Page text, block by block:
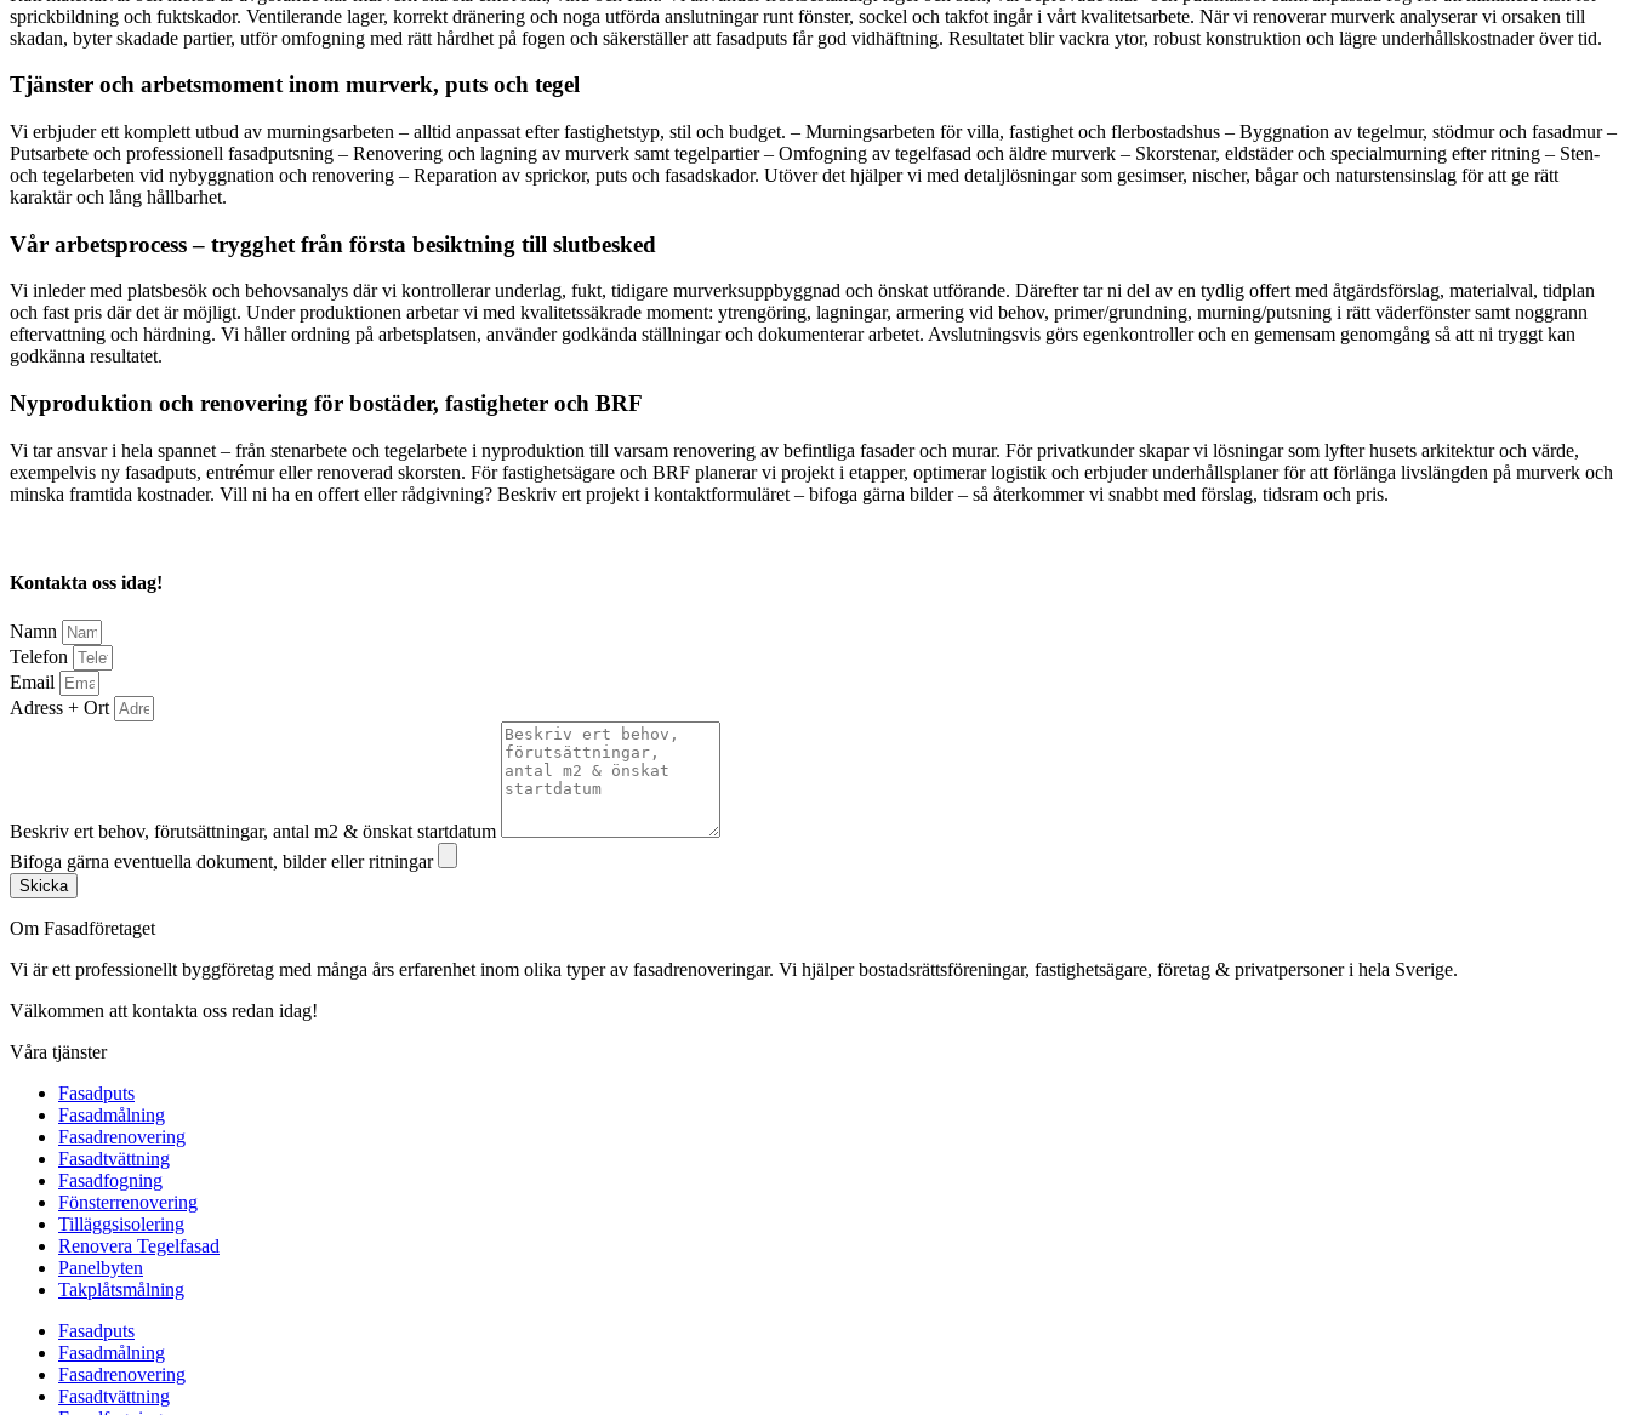
sprickbildning och fuktskador. Ventilerande lager, korrekt dränering och noga utförda anslutningar runt fönster, sockel och takfot ingår i vårt kvalitetsarbete. När vi renoverar murverk analyserar vi orsaken till
skadan, byter skadade partier, utför omfogning med rätt hårdhet på fogen och säkerställer att fasadputs får god vidhäftning. Resultatet blir vackra ytor, robust konstruktion och lägre underhållskostnader över tid.
Tjänster och arbetsmoment inom murverk, puts och tegel
Vi erbjuder ett komplett utbud av murningsarbeten – alltid anpassat efter fastighetstyp, stil och budget. – Murningsarbeten för villa, fastighet och flerbostadshus – Byggnation av tegelmur, stödmur och fasadmur –
Putsarbete och professionell fasadputsning – Renovering och lagning av murverk samt tegelpartier – Omfogning av tegelfasad och äldre murverk – Skorstenar, eldstäder och specialmurning efter ritning – Sten-
och tegelarbeten vid nybyggnation och renovering – Reparation av sprickor, puts och fasadskador. Utöver det hjälper vi med detaljlösningar som gesimser, nischer, bågar och naturstensinslag för att ge rätt
karaktär och lång hållbarhet.
Vår arbetsprocess – trygghet från första besiktning till slutbesked
Vi inleder med platsbesök och behovsanalys där vi kontrollerar underlag, fukt, tidigare murverksuppbyggnad och önskat utförande. Därefter tar ni del av en tydlig offert med åtgärdsförslag, materialval, tidplan
och fast pris där det är möjligt. Under produktionen arbetar vi med kvalitetssäkrade moment: ytrengöring, lagningar, armering vid behov, primer/grundning, murning/putsning i rätt väderfönster samt noggrann
eftervattning och härdning. Vi håller ordning på arbetsplatsen, använder godkända ställningar och dokumenterar arbetet. Avslutningsvis görs egenkontroller och en gemensam genomgång så att ni tryggt kan
godkänna resultatet.
Nyproduktion och renovering för bostäder, fastigheter och BRF
Vi tar ansvar i hela spannet – från stenarbete och tegelarbete i nyproduktion till varsam renovering av befintliga fasader och murar. För privatkunder skapar vi lösningar som lyfter husets arkitektur och värde,
exempelvis ny fasadputs, entrémur eller renoverad skorsten. För fastighetsägare och BRF planerar vi projekt i etapper, optimerar logistik och erbjuder underhållsplaner för att förlänga livslängden på murverk och
minska framtida kostnader. Vill ni ha en offert eller rådgivning? Beskriv ert projekt i kontaktformuläret – bifoga gärna bilder – så återkommer vi snabbt med förslag, tidsram och pris.
Kontakta oss idag!
Namn
Telefon
Email
Adress + Ort
Beskriv ert behov, förutsättningar, antal m2 & önskat startdatum
Bifoga gärna eventuella dokument, bilder eller ritningar
Skicka
Om Fasadföretaget
Vi är ett professionellt byggföretag med många års erfarenhet inom olika typer av fasadrenoveringar. Vi hjälper bostadsrättsföreningar, fastighetsägare, företag & privatpersoner i hela Sverige.
Välkommen att kontakta oss redan idag!
Våra tjänster
Fasadputs
Fasadmålning
Fasadrenovering
Fasadtvättning
Fasadfogning
Fönsterrenovering
Tilläggsisolering
Renovera Tegelfasad
Panelbyten
Takplåtsmålning
Fasadputs
Fasadmålning
Fasadrenovering
Fasadtvättning